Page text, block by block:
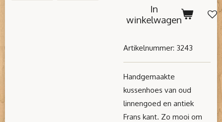
In
winkelwagen
Artikelnummer: 3243
Handgemaakte
kussenhoes van oud
linnengoed en antiek
Frans kant. Zo mooi om